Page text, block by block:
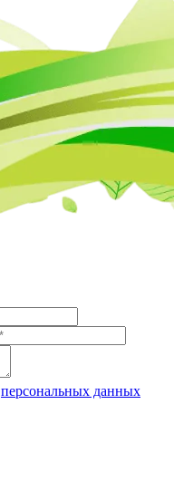
персональных данных